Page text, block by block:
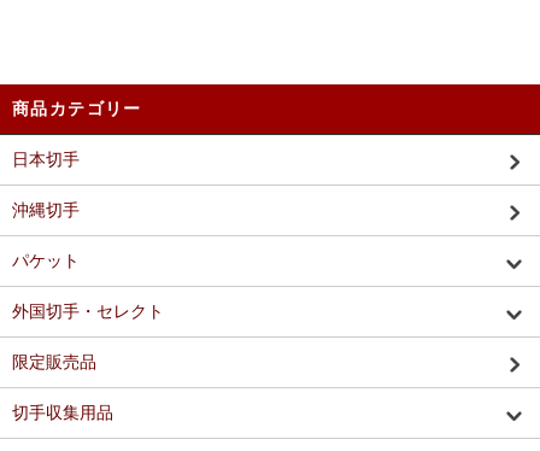
商品カテゴリー
日本切手
沖縄切手
パケット
外国切手・セレクト
限定販売品
切手収集用品